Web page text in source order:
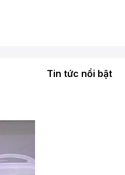
Tin tức nổi bật